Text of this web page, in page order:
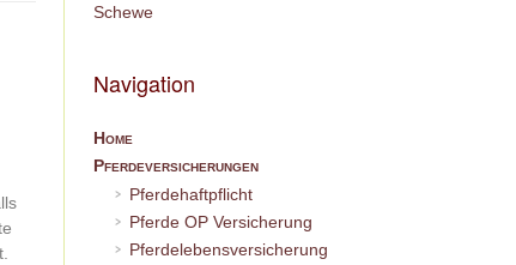
Schewe
Navigation
Home
Pferdeversicherungen
Pferdehaftpflicht
Pferde OP Versicherung
Pferdelebensversicherung